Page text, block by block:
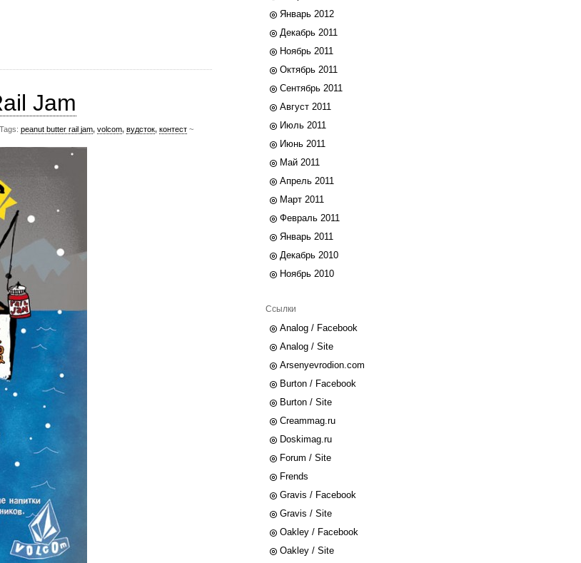
Jam
Tags: peanut butter rail jam, volcom, вудсток, контест ~
Январь 2012
Декабрь 2011
Ноябрь 2011
Октябрь 2011
Сентябрь 2011
Август 2011
Июль 2011
Июнь 2011
Май 2011
Апрель 2011
Март 2011
Февраль 2011
Январь 2011
Декабрь 2010
Ноябрь 2010
Ссылки
Analog / Facebook
Analog / Site
Arsenyevrodion.com
Burton / Facebook
Burton / Site
Creammag.ru
Doskimag.ru
Forum / Site
Frends
Gravis / Facebook
Gravis / Site
Oakley / Facebook
Oakley / Site